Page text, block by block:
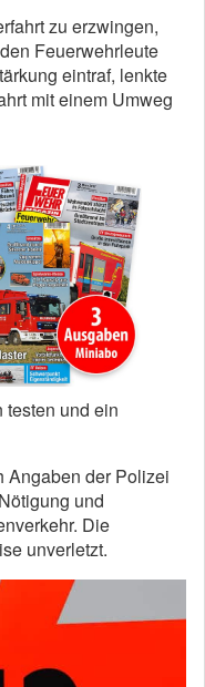
zu erzwingen,
Feuerwehrleute
eintraf, lenkte
mit einem Umweg
und ein
Angaben der Polizei
und
Die
unverletzt.